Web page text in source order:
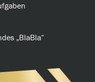
„BlaBla“